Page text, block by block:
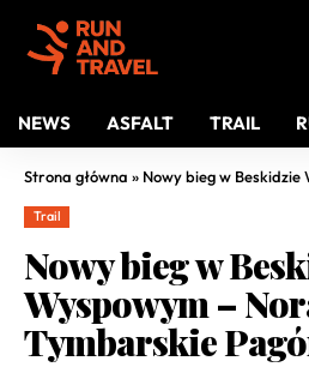
NEWS ASFALT TRAIL
Strona główna » Nowy bieg w Beskidzie
Trail
Nowy bieg w
Wyspowym –
Tymbarskie